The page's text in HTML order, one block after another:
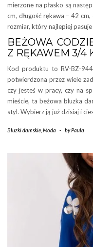
mierzone na płasko są
cm, długość rękawa – 42
rozmiar, który najlepiej
BEŻOWA
Z RĘKAWEM 3/4
Kod produktu to RV-BZ-
potwierdzona przez wiele
czy jesteś w pracy, czy na
mieście, ta beżowa bluzka
styl. Wybierz ją już dzisiaj i
Bluzki damskie Moda - byPaula